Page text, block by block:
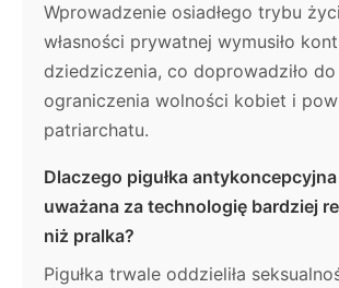
Wprowadzenie osiadłego trybu
własności prywatnej wymusiło
dziedziczenia, co doprowadziło do
ograniczenia wolności kobiet i
patriarchatu.
Dlaczego pigułka
uważana za technologię bardziej
niż pralka?
Pigułka trwale oddzieliła